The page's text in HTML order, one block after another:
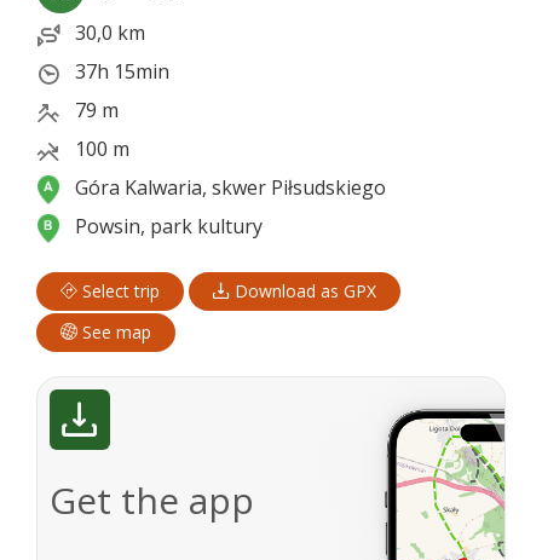
30,0 km
37h 15min
79 m
100 m
Góra Kalwaria, skwer Piłsudskiego
Powsin, park kultury
Select trip
Download as GPX
See map
Get the app